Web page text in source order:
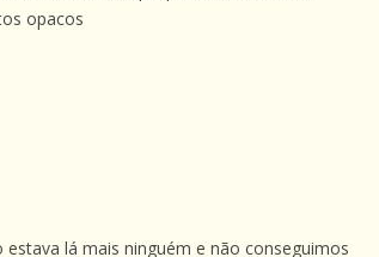
opacos
lá mais ninguém e não conseguimos